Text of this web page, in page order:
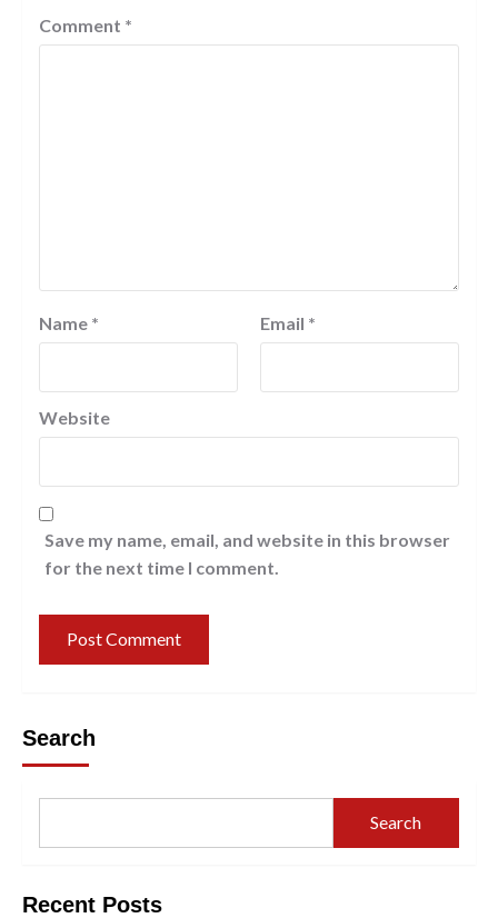
Comment *
Name * Email *
Website
Save my name, email, and website in this browser
for the next time I comment.
Search
Search
Recent Posts